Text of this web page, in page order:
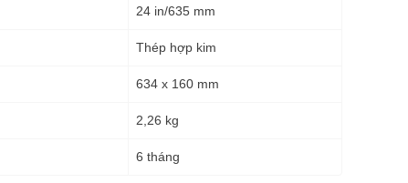
24 in/635 mm
Thép hợp kim
634 x 160 mm
2,26 kg
6 tháng